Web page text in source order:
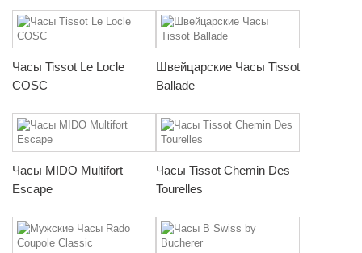
Часы Tissot Le Locle
COSC
Швейцарские Часы Tissot
Ballade
Часы MIDO Multifort
Escape
Часы Tissot Chemin Des
Tourelles